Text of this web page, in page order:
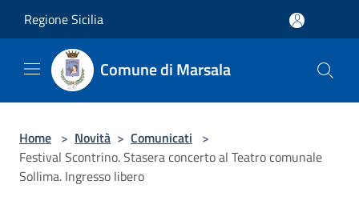
Regione Sicilia
Comune di Marsala
Home > Novità > Comunicati >
Festival Scontrino. Stasera concerto al Teatro comunale
Sollima. Ingresso libero